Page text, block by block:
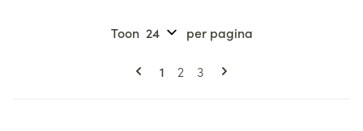
Pagina's
U lees momenteel pagina
1 Pagina
2 Pagina
3
Toon per pagina